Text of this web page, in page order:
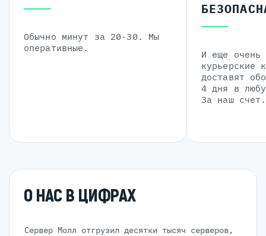
Обычно минут за 20-30. Мы
оперативные.
И еще очень
курьерские
доставят
4 дня в
За наш счет.
О НАС В ЦИФРАХ
Сервер Молл отгрузил десятки тысяч серверов,